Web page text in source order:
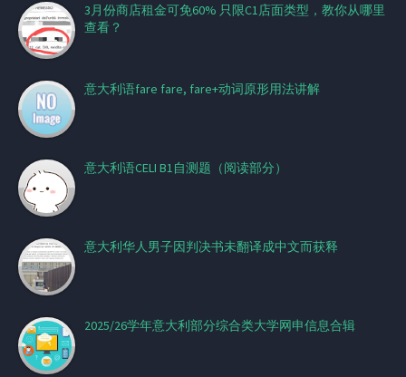
3月份商店租金可免60% 只限C1店面类型，教你从哪里
查看？
意大利语fare fare, fare+动词原形用法讲解
意大利语CELI B1自测题（阅读部分）
意大利华人男子因判决书未翻译成中文而获释
2025/26学年意大利部分综合类大学网申信息合辑